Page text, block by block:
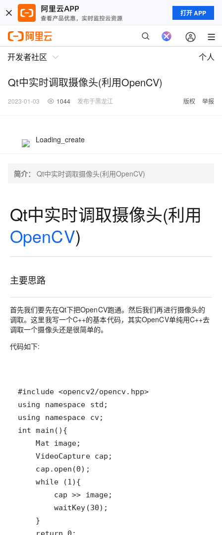
打开 APP
开发者社区 个人
Qt中实时调取摄像头(利用OpenCV)
2023-01-03 1044 发布于黑龙江 版权 举报
Loading_create
简介： Qt中实时调取摄像头(利用OpenCV)
Qt中实时调取摄像头(利用
OpenCV)
主要思路
首先我们要先在Qt下把OpenCV跑通。然后我们再进行摄像头的
调取。这里我写一个C++的基本代码，其实OpenCV单纯用C++去
调取一个摄像头还是很简单的。
代码如下: